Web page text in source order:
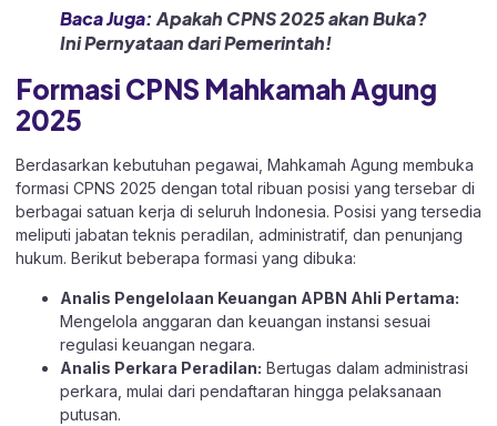
Baca Juga:Apakah CPNS 2025 akan Buka?
Ini Pernyataan dari Pemerintah!
Formasi CPNS Mahkamah Agung
2025
Berdasarkan kebutuhan pegawai, Mahkamah Agung membuka
formasi CPNS 2025 dengan total ribuan posisi yang tersebar di
berbagai satuan kerja di seluruh Indonesia. Posisi yang tersedia
meliputi jabatan teknis peradilan, administratif, dan penunjang
hukum. Berikut beberapa formasi yang dibuka:
Analis Pengelolaan Keuangan APBN Ahli Pertama:
Mengelola anggaran dan keuangan instansi sesuai
regulasi keuangan negara.
Analis Perkara Peradilan: Bertugas dalam administrasi
perkara, mulai dari pendaftaran hingga pelaksanaan
putusan.